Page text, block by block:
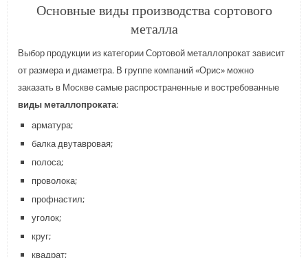
Основные виды производства сортового
металла
Выбор продукции из категории Сортовой металлопрокат зависит
от размера и диаметра. В группе компаний «Орис» можно
заказать в Москве самые распространенные и востребованные
виды металлопроката:
арматура;
балка двутавровая;
полоса;
проволока;
профнастил;
уголок;
круг;
квадрат;